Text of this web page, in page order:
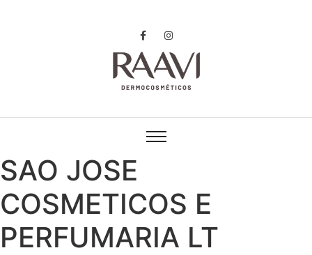
SAO JOSE
COSMETICOS E
PERFUMARIA LT